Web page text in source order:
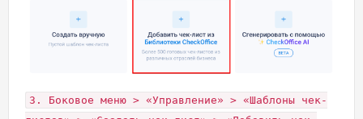
3. Боковое меню > «Управление» > «Шаблоны чек-